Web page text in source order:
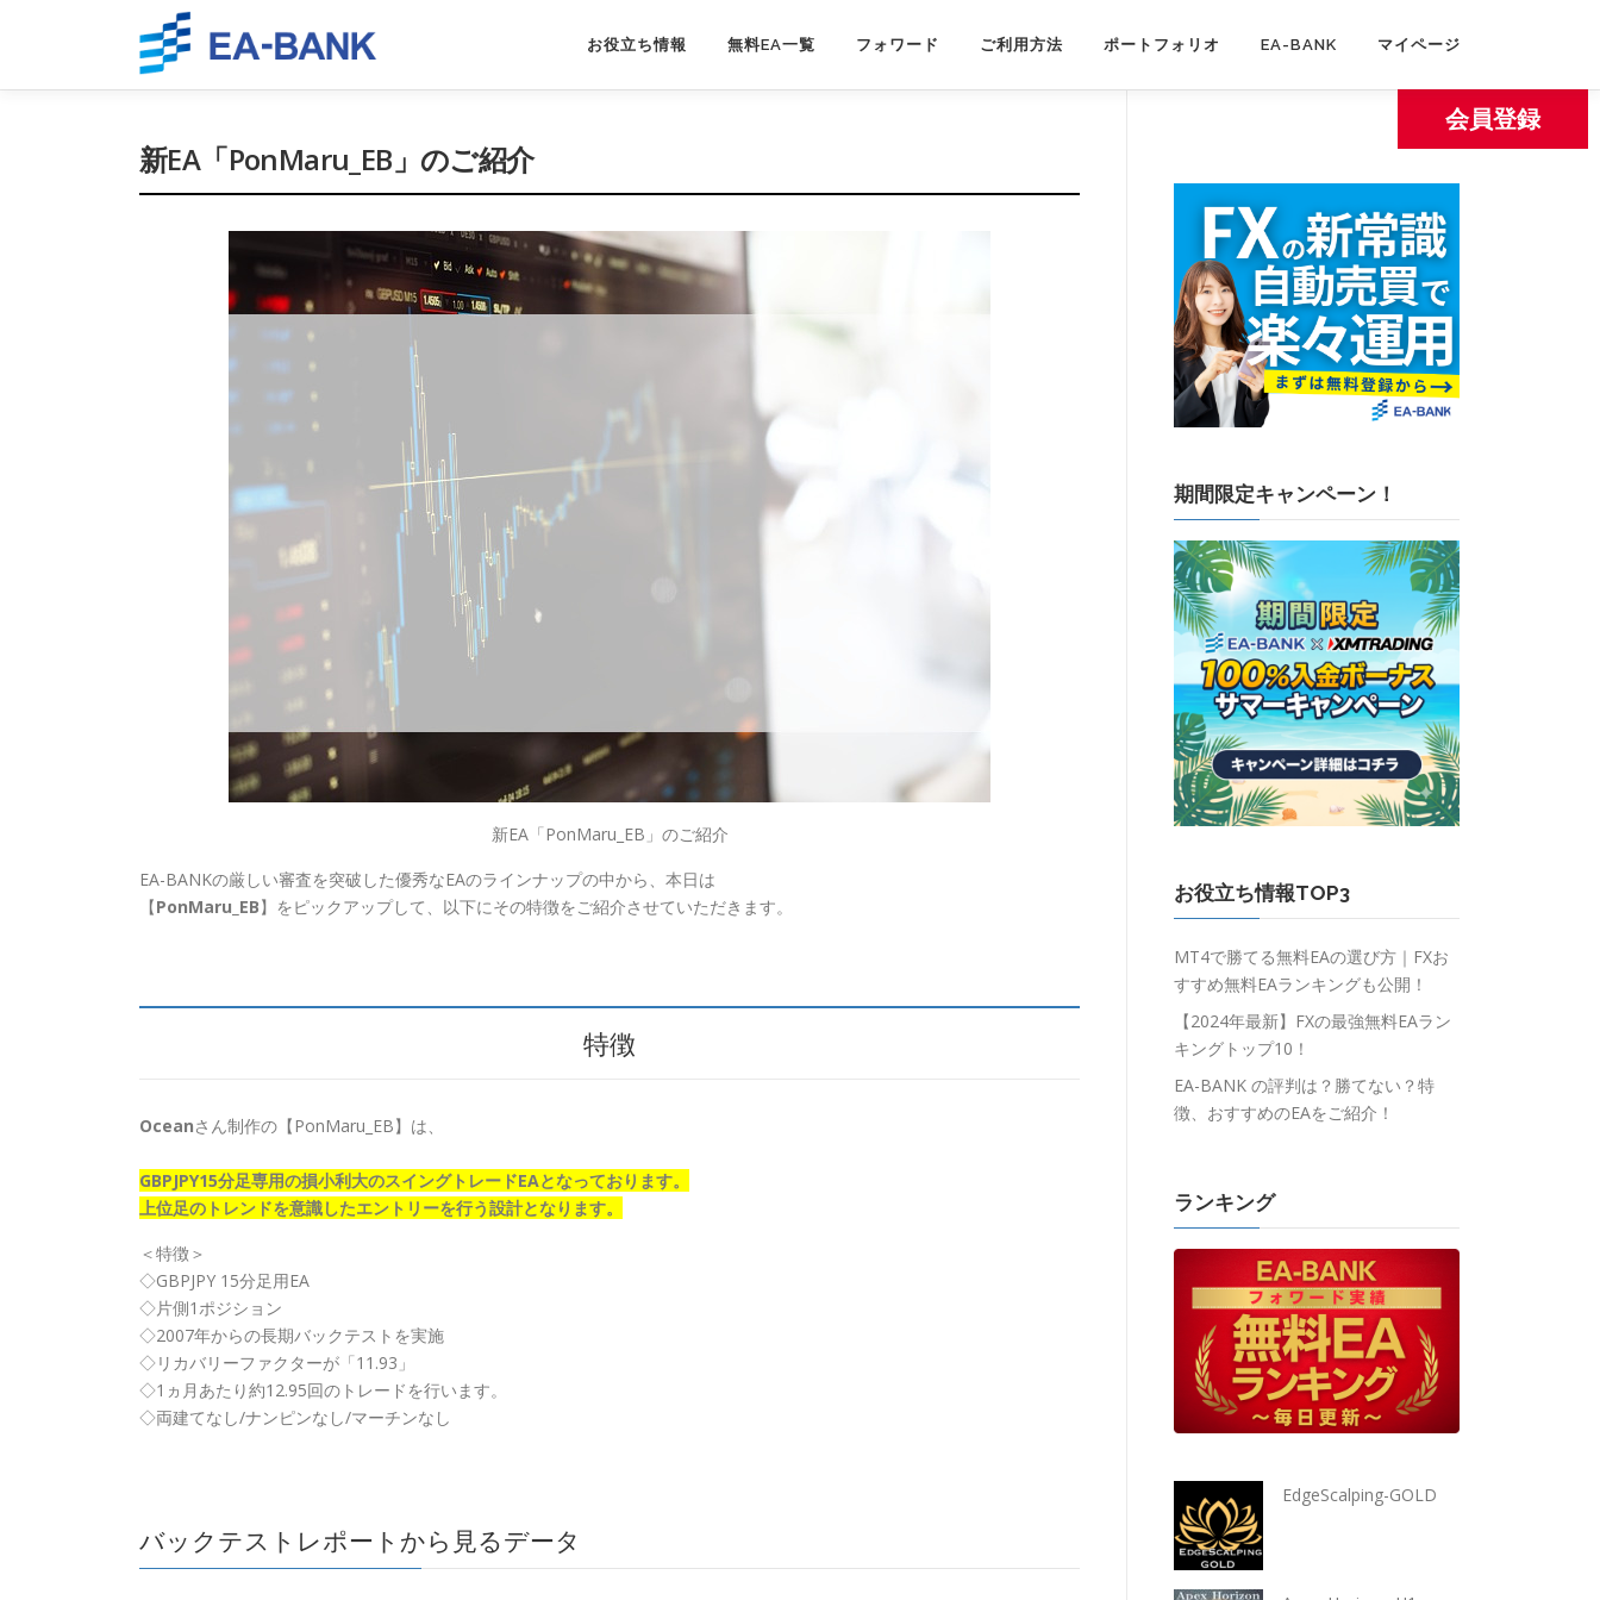
お役立ち情報 無料EA一覧 フォワード ご利用方法 ポートフォリオ EA-BANK マイページ
会員登録
新EA「PonMaru_EB」のご紹介
新EA「PonMaru_EB」のご紹介
EA-BANKの厳しい審査を突破した優秀なEAのラインナップの中から、本日は
【PonMaru_EB】をピックアップして、以下にその特徴をご紹介させていただきます。
特徴
Oceanさん制作の【PonMaru_EB】は、
GBPJPY15分足専用の損小利大のスイングトレードEAとなっております。
上位足のトレンドを意識したエントリーを行う設計となります。
＜特徴＞
◇GBPJPY 15分足用EA
◇片側1ポジション
◇2007年からの長期バックテストを実施
◇リカバリーファクターが「11.93」
◇1ヵ月あたり約12.95回のトレードを行います。
◇両建てなし/ナンピンなし/マーチンなし
バックテストレポートから見るデータ
期間限定キャンペーン！
お役立ち情報TOP3
MT4で勝てる無料EAの選び方｜FXお
すすめ無料EAランキングも公開！
【2024年最新】FXの最強無料EAラン
キングトップ10！
EA-BANK の評判は？勝てない？特
徴、おすすめのEAをご紹介！
ランキング
EdgeScalping-GOLD